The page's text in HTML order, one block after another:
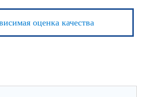
оценка качества